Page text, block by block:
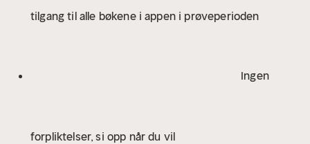
tilgang til alle bøkene i appen i prøveperioden
Ingen
forpliktelser, si opp når du vil